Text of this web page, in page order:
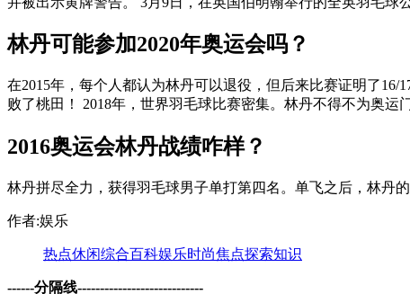
林丹可能参加2020年奥运会吗？
在2015年，每个人都认为林丹可以退役，但后来比赛证明了
败了桃田！ 2018年，世界羽毛球比赛密集。林丹不得不为奥运
2016奥运会林丹战绩咋样？
林丹拼尽全力，获得羽毛球男子单打第四名。单飞之后，林丹
作者:娱乐
热点休闲综合百科娱乐时尚焦点探索知识
------分隔线----------------------------